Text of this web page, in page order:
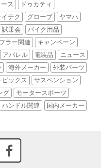
ス
ドゥカティ
テク グローブ
ヤマハ
試乗会
バイク用品
ラー関連
キャンペーン
アパレル 電装品
ニュース
海外メーカー
外装パーツ
ピックス
サスペンション
グ
モータースポーツ
ハンドル関連
国内メーカー